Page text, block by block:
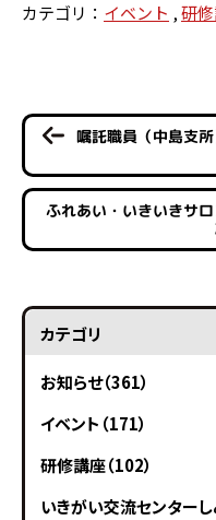
カテゴリ： イベント ,研
嘱託職員（中島支
ふれあい・いきいきサ
カテゴリ
お知らせ（361）
イベント（171）
研修講座（102）
いきがい交流センターし